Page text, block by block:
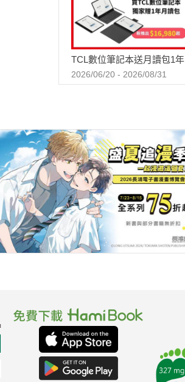
TCL數位筆記本送月讀包1年
2026/06/20 - 2026/08/31